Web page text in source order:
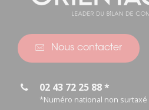
Nous contacter
02 43 72 25 88 *
*Numéro national non surtaxé